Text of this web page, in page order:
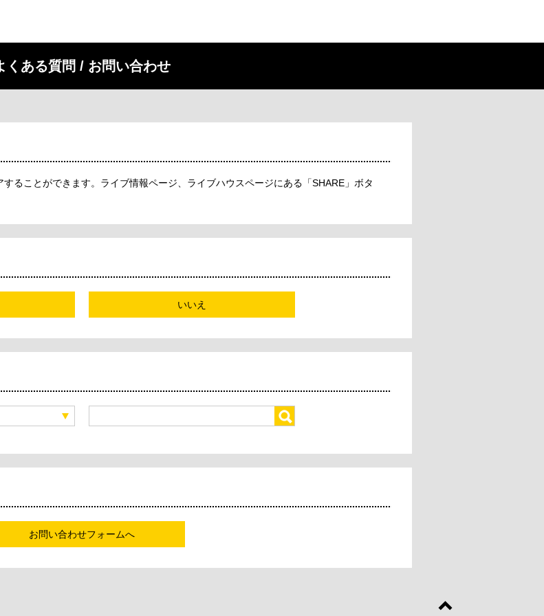
くある質問 / お問い合わせ
ることができます。ライブ情報ページ、ライブハウスページにある「SHARE」ボタ
いいえ
お問い合わせフォームへ